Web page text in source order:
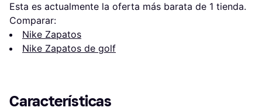
Esta es actualmente la oferta más barata de 1 tienda.
Comparar:
Nike Zapatos
Nike Zapatos de golf
Características